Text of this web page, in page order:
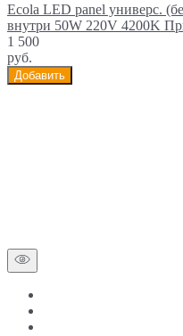
Ecola LED panel универс.
внутри 50W 220V 4200K
1 500
руб.
Добавить